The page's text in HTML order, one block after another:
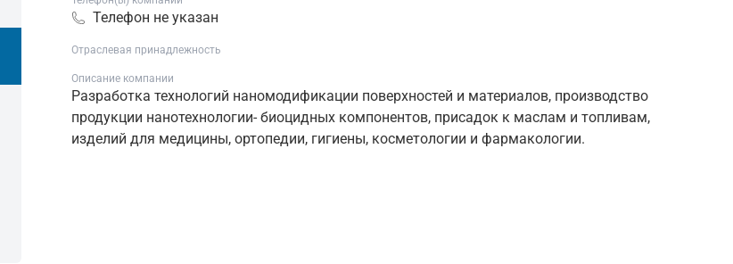
Телефон не указан
Отраслевая принадлежность
Описание компании
Разработка технологий наномодификации поверхностей и материалов, производство
продукции нанотехнологии- биоцидных компонентов, присадок к маслам и топливам,
изделий для медицины, ортопедии, гигиены, косметологии и фармакологии.